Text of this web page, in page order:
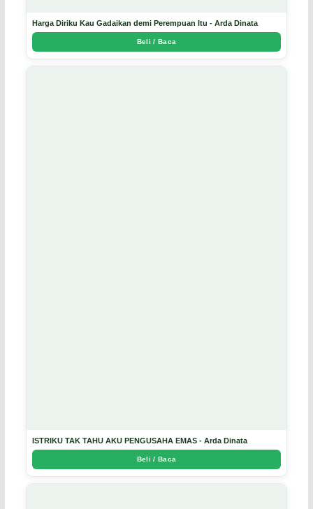
Harga Diriku Kau Gadaikan demi Perempuan Itu - Arda Dinata
Beli / Baca
ISTRIKU TAK TAHU AKU PENGUSAHA EMAS - Arda Dinata
Beli / Baca